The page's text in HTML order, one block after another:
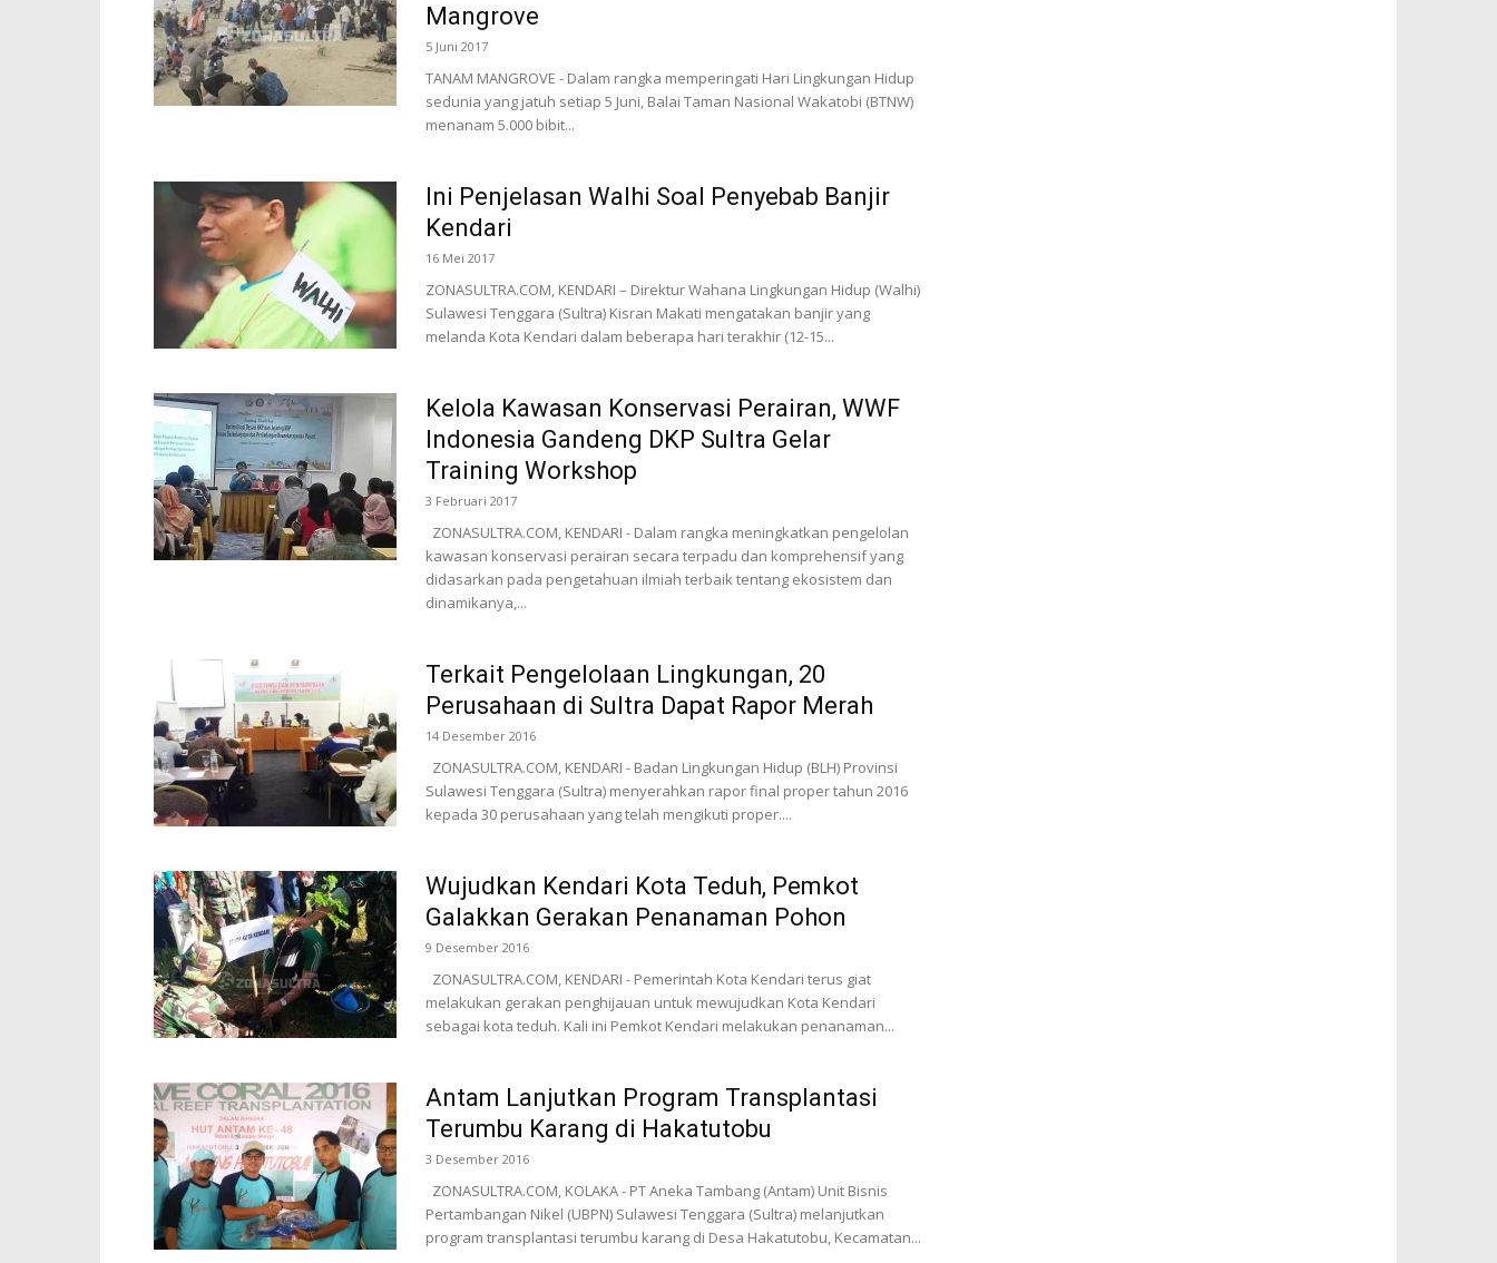
Mangrove
5 Juni 2017
TANAM MANGROVE - Dalam rangka memperingati Hari Lingkungan Hidup
sedunia yang jatuh setiap 5 Juni, Balai Taman Nasional Wakatobi (BTNW)
menanam 5.000 bibit...
Ini Penjelasan Walhi Soal Penyebab Banjir
Kendari
16 Mei 2017
ZONASULTRA.COM, KENDARI – Direktur Wahana Lingkungan Hidup (Walhi)
Sulawesi Tenggara (Sultra) Kisran Makati mengatakan banjir yang
melanda Kota Kendari dalam beberapa hari terakhir (12-15...
Kelola Kawasan Konservasi Perairan, WWF
Indonesia Gandeng DKP Sultra Gelar
Training Workshop
3 Februari 2017
ZONASULTRA.COM, KENDARI - Dalam rangka meningkatkan pengelolan
kawasan konservasi perairan secara terpadu dan komprehensif yang
didasarkan pada pengetahuan ilmiah terbaik tentang ekosistem dan
dinamikanya,...
Terkait Pengelolaan Lingkungan, 20
Perusahaan di Sultra Dapat Rapor Merah
14 Desember 2016
ZONASULTRA.COM, KENDARI - Badan Lingkungan Hidup (BLH) Provinsi
Sulawesi Tenggara (Sultra) menyerahkan rapor final proper tahun 2016
kepada 30 perusahaan yang telah mengikuti proper....
Wujudkan Kendari Kota Teduh, Pemkot
Galakkan Gerakan Penanaman Pohon
9 Desember 2016
ZONASULTRA.COM, KENDARI - Pemerintah Kota Kendari terus giat
melakukan gerakan penghijauan untuk mewujudkan Kota Kendari
sebagai kota teduh. Kali ini Pemkot Kendari melakukan penanaman...
Antam Lanjutkan Program Transplantasi
Terumbu Karang di Hakatutobu
3 Desember 2016
ZONASULTRA.COM, KOLAKA - PT Aneka Tambang (Antam) Unit Bisnis
Pertambangan Nikel (UBPN) Sulawesi Tenggara (Sultra) melanjutkan
program transplantasi terumbu karang di Desa Hakatutobu, Kecamatan...